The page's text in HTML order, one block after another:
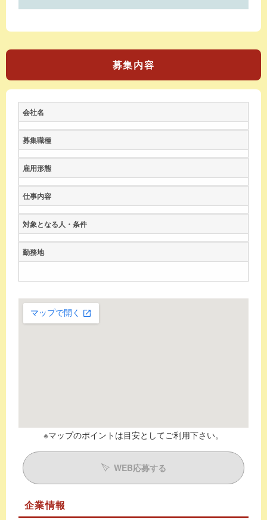
募集内容
会社名
募集職種
雇用形態
仕事内容
対象となる人・条件
勤務地
※マップのポイントは目安としてご利用下さい。
WEB応募する
企業情報